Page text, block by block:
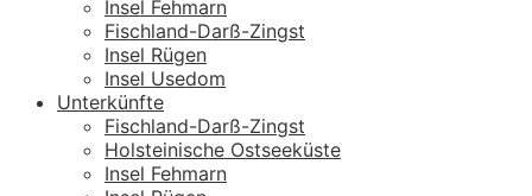
Insel Fehmarn
Fischland-Darß-Zingst
Insel Rügen
Insel Usedom
Unterkünfte
Fischland-Darß-Zingst
Holsteinische Ostseeküste
Insel Fehmarn